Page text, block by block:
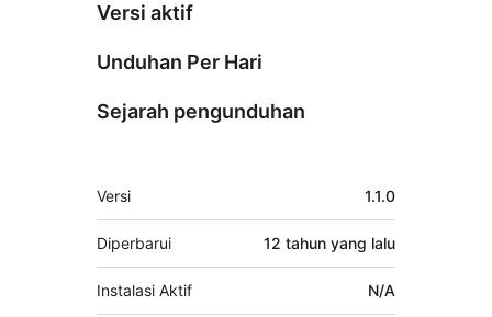
Versi aktif
Unduhan Per Hari
Sejarah pengunduhan
Meta
Versi 1.1.0
Diperbarui 12 tahun yang lalu
Instalasi Aktif N/A